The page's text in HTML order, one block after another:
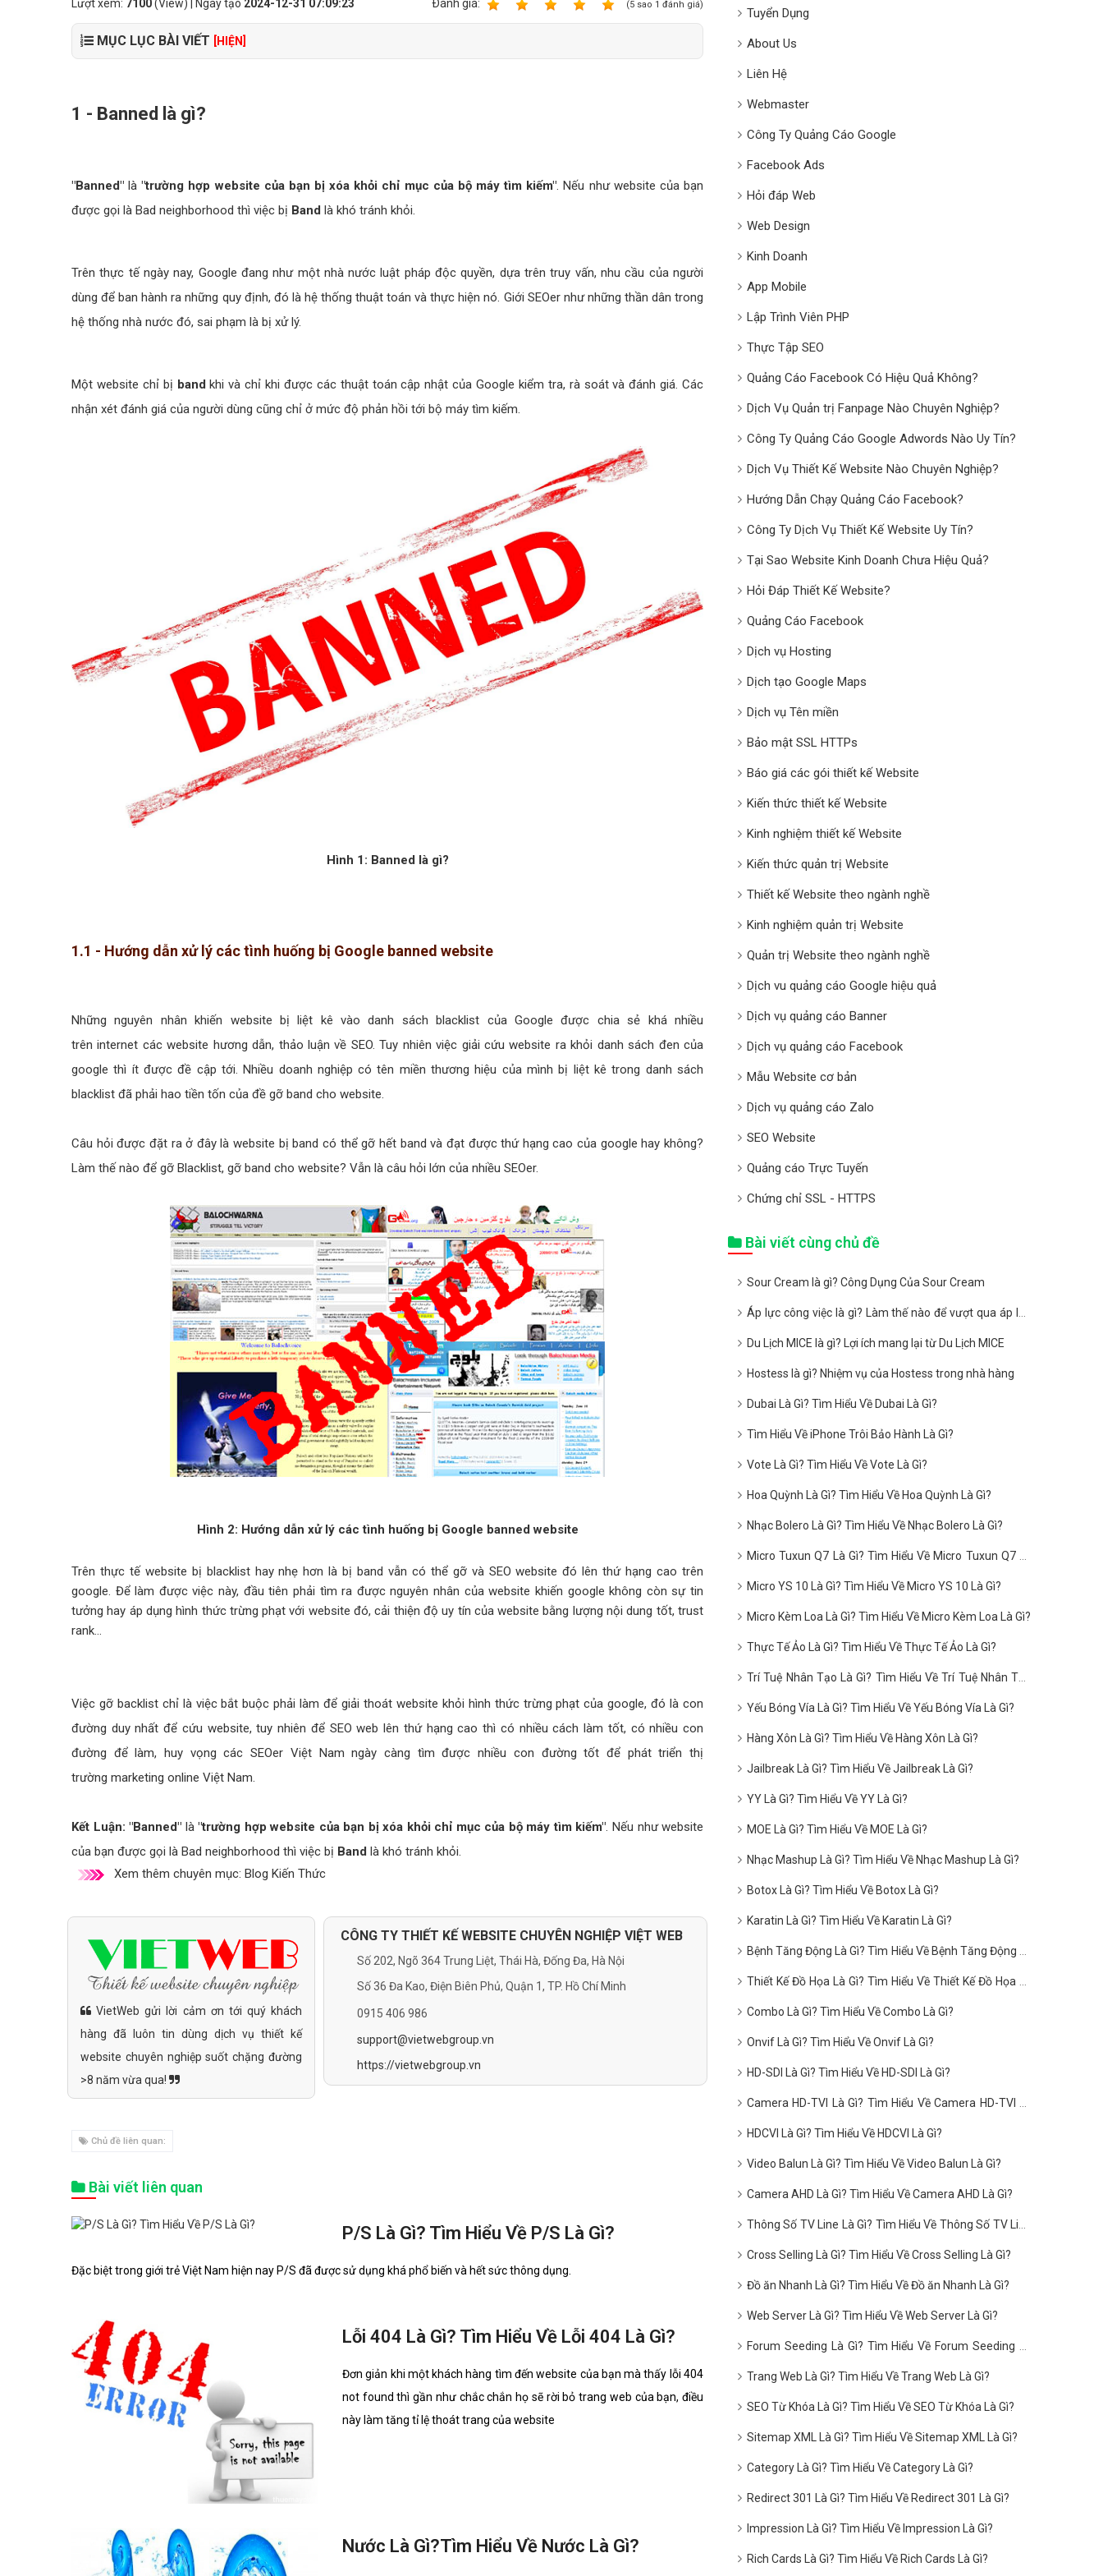
Bảng giá quảng cáo Banner
Lượt xem: 7100(View) | Ngày tạo 2024-12-31 07:09:23 Ðánh giá: (5 sao 1 đánh giá)
MỤC LỤC BÀI VIẾT [HIỆN]
1 - Banned là gì?
"Banned" là"trường hợp website của bạn bị xóa khỏi chỉ mục của bộ máy tìm kiếm". Nếu như website của bạn
được gọi là Bad neighborhood thì việc bị Band là khó tránh khỏi.
Trên thực tế ngày nay, Google đang như một nhà nước luật pháp độc quyền, dựa trên truy vấn, nhu cầu của người
dùng để ban hành ra những quy định, đó là hệ thống thuật toán và thực hiện nó. Giới SEOer như những thần dân trong
hệ thống nhà nước đó, sai phạm là bị xử lý.
Một website chỉ bị bandkhi và chỉ khi được các thuật toán cập nhật của Google kiểm tra, rà soát và đánh giá. Các
nhận xét đánh giá của người dùng cũng chỉ ở mức độ phản hồi tới bộ máy tìm kiếm.
Hình 1: Banned là gì?
1.1 - Hướng dẫn xử lý các tình huống bị Google banned website
Những nguyên nhân khiến website bị liệt kê vào danh sách blacklist của Google được chia sẻ khá nhiều
trên internet các website hương dẫn, thảo luận về SEO. Tuy nhiên việc giải cứu website ra khỏi danh sách đen của
google thì ít được đề cập tới. Nhiều doanh nghiệp có tên miền thương hiệu của mình bị liệt kê trong danh sách
blacklist đã phải hao tiền tốn của đề gỡ band cho website.
Câu hỏi được đặt ra ở đây là website bị band có thể gỡ hết band và đạt được thứ hạng cao của google hay không?
Làm thế nào để gỡ Blacklist, gỡ band cho website? Vẫn là câu hỏi lớn của nhiều SEOer.
Hình 2: Hướng dẫn xử lý các tình huống bị Google banned website
Trên thực tế website bị blacklist hay nhẹ hơn là bị band vẫn có thể gỡ và SEO website đó lên thứ hạng cao trên
google. Để làm được việc này, đầu tiên phải tìm ra được nguyên nhân của website khiến google không còn sự tin
tưởng hay áp dụng hình thức trừng phạt với website đó, cải thiện độ uy tín của website bằng lượng nội dung tốt, trust
rank…
Việc gỡ backlist chỉ là việc bắt buộc phải làm để giải thoát website khỏi hình thức trừng phạt của google, đó là con
đường duy nhất để cứu website, tuy nhiên để SEO web lên thứ hạng cao thì có nhiều cách làm tốt, có nhiều con
đường để làm, huy vọng các SEOer Việt Nam ngày càng tìm được nhiều con đường tốt để phát triển thị
trường marketing online Việt Nam.
Kết Luận: "Banned" là"trường hợp website của bạn bị xóa khỏi chỉ mục của bộ máy tìm kiếm". Nếu như website
của bạn được gọi là Bad neighborhood thì việc bị Band là khó tránh khỏi.
Xem thêm chuyên mục: Blog Kiến Thức
VietWeb gửi lời cảm ơn tới quý khách
hàng đã luôn tin dùng dịch vụ thiết kế
website chuyên nghiệp suốt chặng đường
>8 năm vừa qua!
CÔNG TY THIẾT KẾ WEBSITE CHUYÊN NGHIỆP VIỆT WEB
Số 202, Ngõ 364 Trung Liệt, Thái Hà, Đống Đa, Hà Nội
Số 36 Đa Kao, Điện Biên Phủ, Quận 1, TP. Hồ Chí Minh
0915 406 986
support@vietwebgroup.vn
https://vietwebgroup.vn
Chủ đề liên quan:
Bài viết liên quan
P/S Là Gì? Tìm Hiểu Về P/S Là Gì?
Đặc biệt trong giới trẻ Việt Nam hiện nay P/S đã được sử dụng khá phổ biến và hết sức thông dụng.
Lỗi 404 Là Gì? Tìm Hiểu Về Lỗi 404 Là Gì?
Đơn giản khi một khách hàng tìm đến website của bạn mà thấy lỗi 404
not found thì gần như chắc chắn họ sẽ rời bỏ trang web của bạn, điều
này làm tăng tỉ lệ thoát trang của website
Nước Là Gì?Tìm Hiểu Về Nước Là Gì?
Tuyển Dụng
About Us
Liên Hệ
Webmaster
Công Ty Quảng Cáo Google
Facebook Ads
Hỏi đáp Web
Web Design
Kinh Doanh
App Mobile
Lập Trình Viên PHP
Thực Tập SEO
Quảng Cáo Facebook Có Hiệu Quả Không?
Dịch Vụ Quản trị Fanpage Nào Chuyên Nghiệp?
Công Ty Quảng Cáo Google Adwords Nào Uy Tín?
Dịch Vụ Thiết Kế Website Nào Chuyên Nghiệp?
Hướng Dẫn Chạy Quảng Cáo Facebook?
Công Ty Dịch Vụ Thiết Kế Website Uy Tín?
Tại Sao Website Kinh Doanh Chưa Hiệu Quả?
Hỏi Đáp Thiết Kế Website?
Quảng Cáo Facebook
Dịch vụ Hosting
Dịch tạo Google Maps
Dịch vụ Tên miền
Bảo mật SSL HTTPs
Báo giá các gói thiết kế Website
Kiến thức thiết kế Website
Kinh nghiệm thiết kế Website
Kiến thức quản trị Website
Thiết kế Website theo ngành nghề
Kinh nghiệm quản trị Website
Quản trị Website theo ngành nghề
Dịch vu quảng cáo Google hiệu quả
Dịch vụ quảng cáo Banner
Dịch vụ quảng cáo Facebook
Mẫu Website cơ bản
Dịch vụ quảng cáo Zalo
SEO Website
Quảng cáo Trực Tuyến
Chứng chỉ SSL - HTTPS
Bài viết cùng chủ đề
Sour Cream là gì? Công Dụng Của Sour Cream
Áp lực công việc là gì? Làm thế nào để vượt qua áp lực
công việc?
Du Lịch MICE là gì? Lợi ích mang lại từ Du Lịch MICE
Hostess là gì? Nhiệm vụ của Hostess trong nhà hàng
Dubai Là Gì? Tìm Hiểu Về Dubai Là Gì?
Tìm Hiểu Về iPhone Trôi Bảo Hành Là Gì?
Vote Là Gì? Tìm Hiểu Về Vote Là Gì?
Hoa Quỳnh Là Gì? Tìm Hiểu Về Hoa Quỳnh Là Gì?
Nhạc Bolero Là Gì? Tìm Hiểu Về Nhạc Bolero Là Gì?
Micro Tuxun Q7 Là Gì? Tìm Hiểu Về Micro Tuxun Q7 Là
Gì?
Micro YS 10 Là Gì? Tìm Hiểu Về Micro YS 10 Là Gì?
Micro Kèm Loa Là Gì? Tìm Hiểu Về Micro Kèm Loa Là Gì?
Thực Tế Ảo Là Gì? Tìm Hiểu Về Thực Tế Ảo Là Gì?
Trí Tuệ Nhân Tạo Là Gì? Tìm Hiểu Về Trí Tuệ Nhân Tạo
Là Gì?
Yếu Bóng Vía Là Gì? Tìm Hiểu Về Yếu Bóng Vía Là Gì?
Hàng Xôn Là Gì? Tìm Hiểu Về Hàng Xôn Là Gì?
Jailbreak Là Gì? Tìm Hiểu Về Jailbreak Là Gì?
YY Là Gì? Tìm Hiểu Về YY Là Gì?
MOE Là Gì? Tìm Hiểu Về MOE Là Gì?
Nhạc Mashup Là Gì? Tìm Hiểu Về Nhạc Mashup Là Gì?
Botox Là Gì? Tìm Hiểu Về Botox Là Gì?
Karatin Là Gì? Tìm Hiểu Về Karatin Là Gì?
Bệnh Tăng Động Là Gì? Tìm Hiểu Về Bệnh Tăng Động Là
Gì?
Thiết Kế Đồ Họa Là Gì? Tìm Hiểu Về Thiết Kế Đồ Họa Là
Gì?
Combo Là Gì? Tìm Hiểu Về Combo Là Gì?
Onvif Là Gì? Tìm Hiểu Về Onvif Là Gì?
HD-SDI Là Gì? Tìm Hiểu Về HD-SDI Là Gì?
Camera HD-TVI Là Gì? Tìm Hiểu Về Camera HD-TVI Là
Gì?
HDCVI Là Gì? Tìm Hiểu Về HDCVI Là Gì?
Video Balun Là Gì? Tìm Hiểu Về Video Balun Là Gì?
Camera AHD Là Gì? Tìm Hiểu Về Camera AHD Là Gì?
Thông Số TV Line Là Gì? Tìm Hiểu Về Thông Số TV Line
Là Gì?
Cross Selling Là Gì? Tìm Hiểu Về Cross Selling Là Gì?
Đồ ăn Nhanh Là Gì? Tìm Hiểu Về Đồ ăn Nhanh Là Gì?
Web Server Là Gì? Tìm Hiểu Về Web Server Là Gì?
Forum Seeding Là Gì? Tìm Hiểu Về Forum Seeding Là
Gì?
Trang Web Là Gì? Tìm Hiểu Về Trang Web Là Gì?
SEO Từ Khóa Là Gì? Tìm Hiểu Về SEO Từ Khóa Là Gì?
Sitemap XML Là Gì? Tìm Hiểu Về Sitemap XML Là Gì?
Category Là Gì? Tìm Hiểu Về Category Là Gì?
Redirect 301 Là Gì? Tìm Hiểu Về Redirect 301 Là Gì?
Impression Là Gì? Tìm Hiểu Về Impression Là Gì?
Rich Cards Là Gì? Tìm Hiểu Về Rich Cards Là Gì?